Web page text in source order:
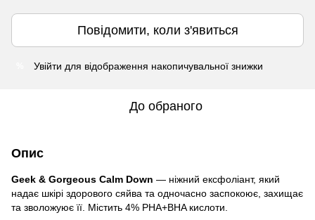
Повідомити, коли з'явиться
Увійти для відображення накопичувальної знижки
До обраного
Опис
Geek & Gorgeous Calm Down — ніжний ексфоліант, який
надає шкірі здорового сяйва та одночасно заспокоює, захищає
та зволожуює її. Містить 4% PHA+BHA кислоти.